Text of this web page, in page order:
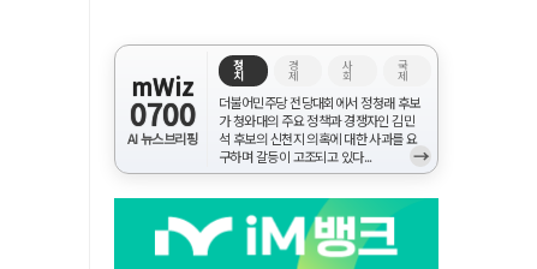
mWiz
0700
AI 뉴스브리핑
정
치
경
제
사
회
국
제
더불어민주당 전당대회에서 정청래 후보
가 청와대의 주요 정책과 경쟁자인 김민
석 후보의 신천지 의혹에 대한 사과를 요
구하며 갈등이 고조되고 있다...
→